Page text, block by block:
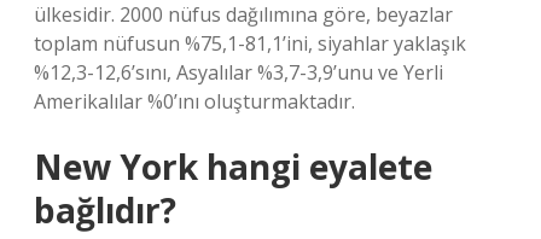
ülkesidir. 2000 nüfus dağılımına göre, beyazlar
toplam nüfusun %75,1-81,1’ini, siyahlar yaklaşık
%12,3-12,6’sını, Asyalılar %3,7-3,9’unu ve Yerli
Amerikalılar %0’ını oluşturmaktadır.
New York hangi eyalete
bağlıdır?